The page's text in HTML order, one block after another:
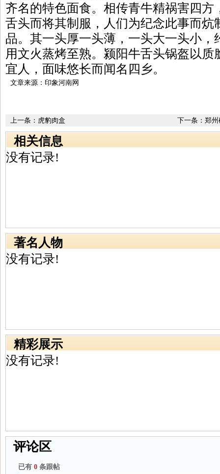
齐名的特色面食。相传青牛精祸害四方
舌头而将其制服，人们为纪念此事而炕
品。其一头厚一头薄，一头大一头小，
用文火蒸烤至熟。颍阳牛舌头锅盔以
宜人，面味悠长而闻名四乡。
文章来源：印象河南网
下一条： 郑州
上一条： 虎豹肉盒
相关信息
没有记录!
著名人物
没有记录!
精彩展示
没有记录!
评论区
已有 0 条跟帖